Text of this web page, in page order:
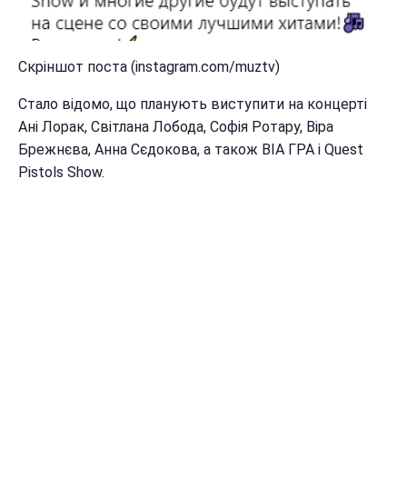
Скріншот поста (instagram.com/muztv)
Стало відомо, що планують виступити на концерті
Ані Лорак, Світлана Лобода, Софія Ротару, Віра
Брежнєва, Анна Сєдокова, а також ВІА ГРА і Quest
Pistols Show.